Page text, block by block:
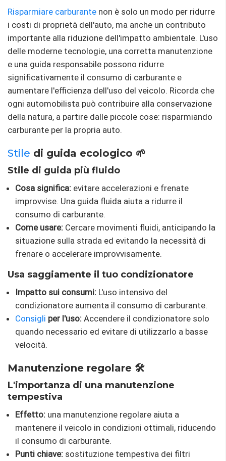
Risparmiare carburante non è solo un modo per ridurre
i costi di proprietà dell'auto, ma anche un contributo
importante alla riduzione dell'impatto ambientale. L'uso
delle moderne tecnologie, una corretta manutenzione
e una guida responsabile possono ridurre
significativamente il consumo di carburante e
aumentare l'efficienza dell'uso del veicolo. Ricorda che
ogni automobilista può contribuire alla conservazione
della natura, a partire dalle piccole cose: risparmiando
carburante per la propria auto.
Stile di guida ecologico 🌱
Stile di guida più fluido
Cosa significa: evitare accelerazioni e frenate
improvvise. Una guida fluida aiuta a ridurre il
consumo di carburante.
Come usare: Cercare movimenti fluidi, anticipando la
situazione sulla strada ed evitando la necessità di
frenare o accelerare improvvisamente.
Usa saggiamente il tuo condizionatore
Impatto sui consumi: L'uso intensivo del
condizionatore aumenta il consumo di carburante.
Consigli per l'uso: Accendere il condizionatore solo
quando necessario ed evitare di utilizzarlo a basse
velocità.
Manutenzione regolare 🛠️
L'importanza di una manutenzione
tempestiva
Effetto: una manutenzione regolare aiuta a
mantenere il veicolo in condizioni ottimali, riducendo
il consumo di carburante.
Punti chiave: sostituzione tempestiva dei filtri